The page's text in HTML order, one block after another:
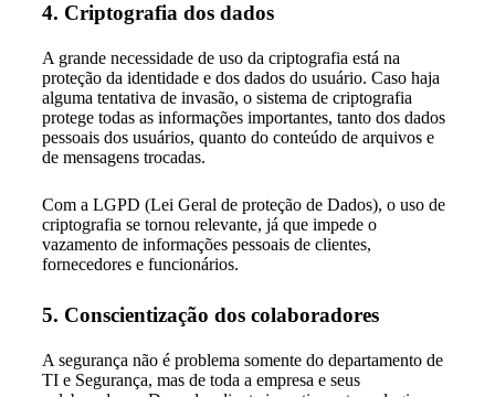
4. Criptografia dos dados
A grande necessidade de uso da criptografia está na
proteção da identidade e dos dados do usuário. Caso haja
alguma tentativa de invasão, o sistema de criptografia
protege todas as informações importantes, tanto dos dados
pessoais dos usuários, quanto do conteúdo de arquivos e
de mensagens trocadas.
Com a LGPD (Lei Geral de proteção de Dados), o uso de
criptografia se tornou relevante, já que impede o
vazamento de informações pessoais de clientes,
fornecedores e funcionários.
5. Conscientização dos colaboradores
A segurança não é problema somente do departamento de
TI e Segurança, mas de toda a empresa e seus